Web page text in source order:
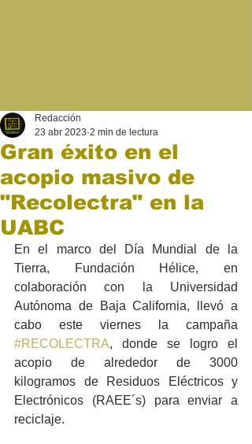
Gran éxito en el
acopio masivo de
"Recolectra" en la
UABC
Redacción
23 abr 2023 2 min de lectura
En el marco del Día Mundial de la
Tierra, Fundación Hélice, en
colaboración con la Universidad
Autónoma de Baja California, llevó a
#RECOLECTRA, donde se logro el
acopio de alrededor de 3000
kilogramos de Residuos Eléctricos y
Electrónicos (RAEE´s) para enviar a
reciclaje.